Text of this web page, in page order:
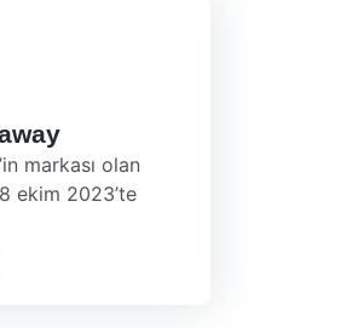
markası olan
ekim 2023’te